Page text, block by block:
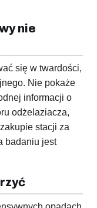
nie
się w twardości,
Nie pokaże
informacji o
odżelaziacza,
stacji za
badaniu jest